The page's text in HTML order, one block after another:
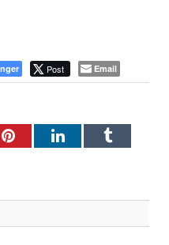
Post Email
PinterestLinkedInTumblr